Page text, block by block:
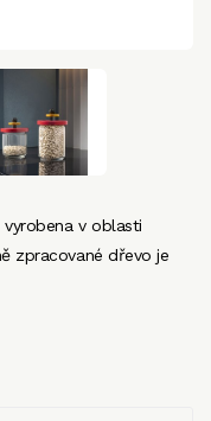
v oblasti
zpracované dřevo je